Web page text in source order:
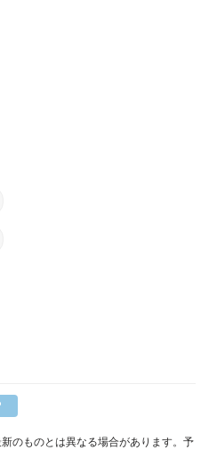
のものとは異なる場合があります。予